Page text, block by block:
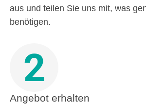
aus und teilen Sie uns mit, was
benötigen.
2
Angebot erhalten